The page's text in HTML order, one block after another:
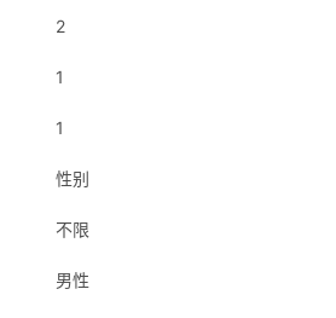
2
1
1
性别
不限
男性